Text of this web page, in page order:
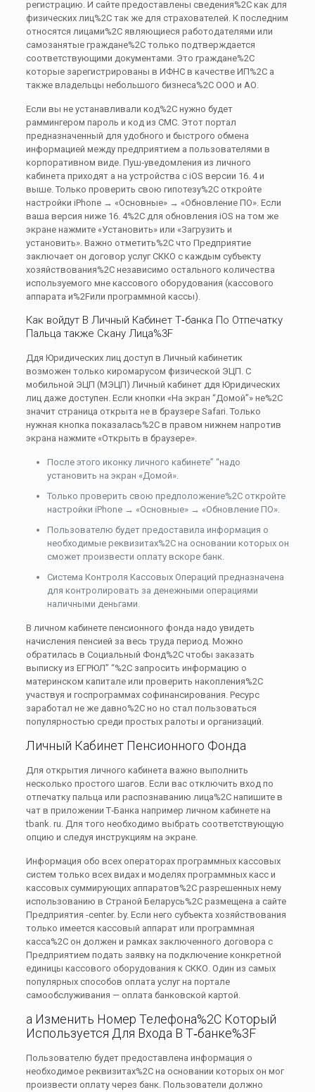
регистрацию. И сайте предоставлены сведения%2C как для
физических лиц%2C так же для страхователей. К последним
относятся лицами%2C являющиеся работодателями или
самозанятые граждане%2C только подтверждается
соответствующими документами. Это граждане%2C
которые зарегистрированы в ИФНС в качестве ИП%2C а
также владельцы небольшого бизнеса%2C ООО и АО.
Если вы не устанавливали код%2C нужно будет
раммингером пароль и код из СМС. Этот портал
предназначенный для удобного и быстрого обмена
информацией между предприятием а пользователями в
корпоративном виде. Пуш‑уведомления из личного
кабинета приходят а на устройства с iOS версии 16. 4 и
выше. Только проверить свою гипотезу%2C откройте
настройки iPhone → «Основные» → «Обновление ПО». Если
ваша версия ниже 16. 4%2C для обновления iOS на том же
экране нажмите «Установить» или «Загрузить и
установить». Важно отметить%2C что Предприятие
заключает он договор услуг СККО с каждым субъекту
хозяйствования%2C независимо остального количества
используемого мне кассового оборудования (кассового
аппарата и%2Fили программной кассы).
Как войдут В Личный Кабинет Т‑банка По Отпечатку
Пальца также Скану Лица%3F
Ддя Юридических лиц доступ в Личный кабинетик
возможен только киромарусом физической ЭЦП. С
мобильной ЭЦП (МЭЦП) Личный кабинет ддя Юридических
лиц даже доступен. Если кнопки «На экран “Домой”» не%2C
значит страница открыта не в браузере Safari. Только
нужная кнопка показалась%2C в правом нижнем напротив
экрана нажмите «Открыть в браузере».
После этого иконку личного кабинете” “надо
установить на экран «Домой».
Только проверить свою предположение%2C откройте
настройки iPhone → «Основные» → «Обновление ПО».
Пользователю будет предоставила информация о
необходимые реквизитах%2C на основании которых он
сможет произвести оплату вскоре банк.
Система Контроля Кассовых Операций предназначена
для контролировать за денежными операциями
наличными деньгами.
В личном кабинете пенсионного фонда надо увидеть
начисления пенсией за весь труда период. Можно
обратилась в Социальный Фонд%2C чтобы заказать
выписку из ЕГРЮЛ” “%2C запросить информацию о
материнском капитале или проверить накопления%2C
участвуя и госпрограммах софинансирования. Ресурс
заработал не же давно%2C но но стал пользоваться
популярностью среди простых ралоты и организаций.
Личный Кабинет Пенсионного Фонда
Для открытия личного кабинета важно выполнить
несколько простого шагов. Если вас отключить вход по
отпечатку пальца или распознаванию лица%2C напишите в
чат в приложении Т‑Банка например личном кабинете на
tbank. ru. Для того необходимо выбрать соответствующую
опцию и следуя инструкциям на экране.
Информация обо всех операторах программных кассовых
систем только всех видах и моделях программных касс и
кассовых суммирующих аппаратов%2C разрешенных нему
использованию в Страной Беларусь%2C размещена а сайте
Предприятия -center. by. Если него субъекта хозяйствования
только имеется кассовый аппарат или программная
касса%2C он должен и рамках заключенного договора с
Предприятием подать заявку на подключение конкретной
единицы кассового оборудования к СККО. Один из самых
популярных способов оплата услуг на портале
самообслуживания — оплата банковской картой.
а Изменить Номер Телефона%2C Который
Используется Для Входа В Т‑банке%3F
Пользователю будет предоставлена информация о
необходимое реквизитах%2C на основании которых он мог
произвести оплату через банк. Пользователи должно